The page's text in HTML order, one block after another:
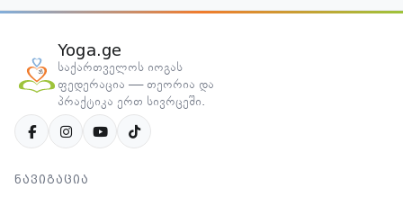
Yoga.ge
საქართველოს იოგას
ფედერაცია — თეორია და
პრაქტიკა ერთ სივრცეში.
ნავიგაცია